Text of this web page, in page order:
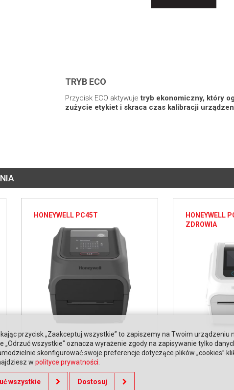
TRYB ECO
Przycisk ECO aktywuje tryb ekonomiczny, który
zużycie etykiet i skraca czas kalibracji
HONEYWELL PC45T
HONEYWELL
ZDROWIA
przycisk „Zaakceptuj wszystkie” to zapiszemy na Twoim urządzeniu
„Odrzuć wszystkie" oznacza wyrażenie zgody na zapisywanie tylko
skonfigurować swoje preferencje dotyczące plików „cookies”
w polityce prywatności
wszystkie Dostosuj